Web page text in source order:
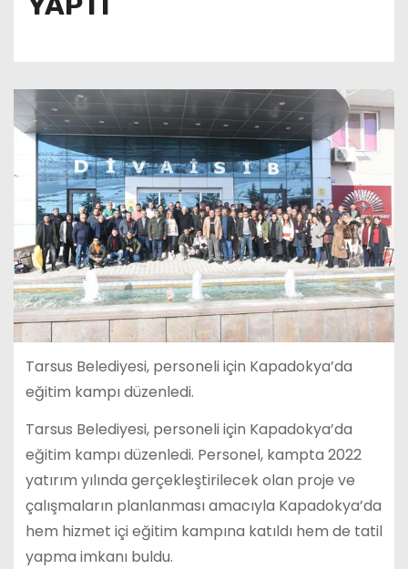
Tarsus Belediyesi, personeli için Kapadokya’da
eğitim kampı düzenledi.
Tarsus Belediyesi, personeli için Kapadokya’da
eğitim kampı düzenledi. Personel, kampta 2022
yatırım yılında gerçekleştirilecek olan proje ve
çalışmaların planlanması amacıyla Kapadokya’da
hem hizmet içi eğitim kampına katıldı hem de tatil
yapma imkanı buldu.